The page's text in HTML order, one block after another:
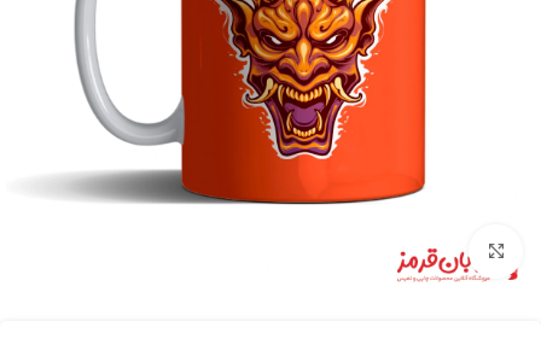
بزرگنمایی تصویر